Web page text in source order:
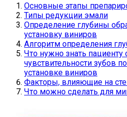
Основные этапы
Типы редукции эмали
Определение глубины
установку виниров
Алгоритм определения
Что нужно знать
чувствительности зубов
установке виниров
Факторы, влияющие на
Что можно сделать для